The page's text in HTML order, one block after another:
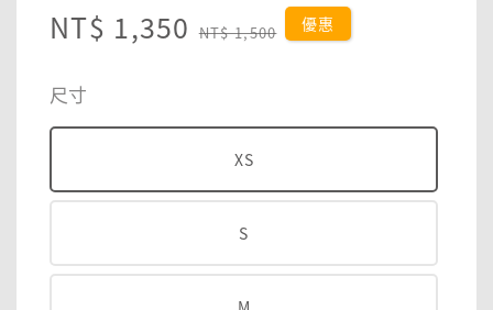
Sale
NT$ 1,350 Regular
NT$ 1,500 優惠
尺寸
XS
S